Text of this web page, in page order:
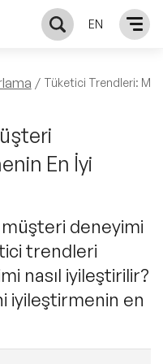
EN
Tüketici Trendleri:
En İyi
deneyimi
trendleri
nasıl iyileştirilir?
iyileştirmenin en